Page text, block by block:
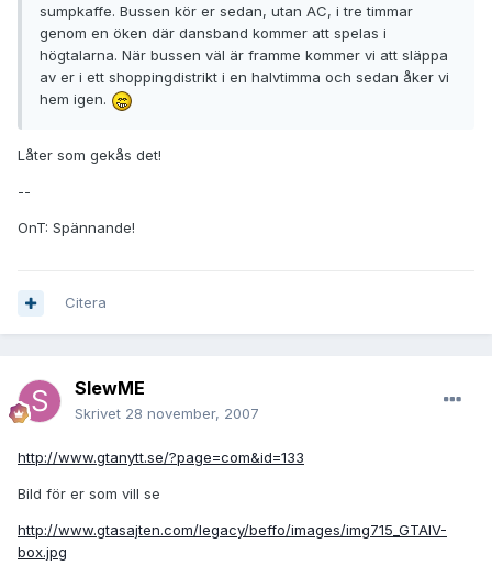
sumpkaffe. Bussen kör er sedan, utan AC, i tre timmar
genom en öken där dansband kommer att spelas i
högtalarna. När bussen väl är framme kommer vi att släppa
av er i ett shoppingdistrikt i en halvtimma och sedan åker vi
hem igen.
Låter som gekås det!
--
OnT: Spännande!
Citera
SlewME
Skrivet 28 november, 2007
http://www.gtanytt.se/?page=com&id=133
Bild för er som vill se
http://www.gtasajten.com/legacy/beffo/images/img715_GTAIV-
box.jpg